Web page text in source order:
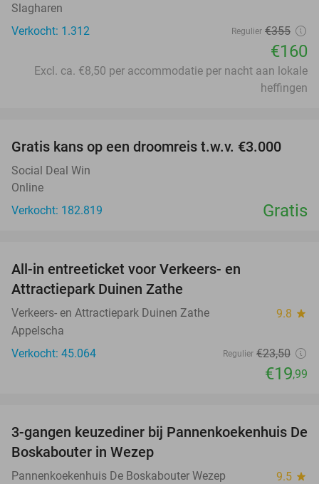
Slagharen
Verkocht: 1.312
Regulier €355
€160
Excl. ca. €8,50 per accommodatie per nacht aan lokale
heffingen
Gratis kans op een droomreis t.w.v. €3.000
Social Deal Win
Online
Verkocht: 182.819
Gratis
All-in entreeticket voor Verkeers- en
Attractiepark Duinen Zathe
Verkeers- en Attractiepark Duinen Zathe 9.8 star
Appelscha
Verkocht: 45.064
Regulier €23,50
€19,99
36%
3-gangen keuzediner bij Pannenkoekenhuis De
Boskabouter in Wezep
Pannenkoekenhuis De Boskabouter Wezep 9.5 star